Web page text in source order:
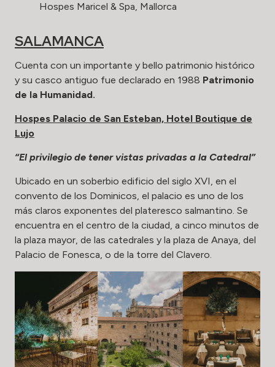
Hospes Maricel & Spa, Mallorca
SALAMANCA
Cuenta con un importante y bello patrimonio histórico
y su casco antiguo fue declarado en 1988 Patrimonio
de la Humanidad.
Hospes Palacio de San Esteban, Hotel Boutique de
Lujo
“El privilegio de tener vistas privadas a la Catedral”
Ubicado en un soberbio edificio del siglo XVI, en el
convento de los Dominicos, el palacio es uno de los
más claros exponentes del plateresco salmantino. Se
encuentra en el centro de la ciudad, a cinco minutos de
la plaza mayor, de las catedrales y la plaza de Anaya, del
Palacio de Fonesca, o de la torre del Clavero.